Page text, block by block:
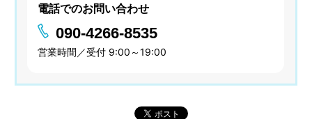
電話でのお問い合わせ
090-4266-8535
営業時間／受付 9:00～19:00